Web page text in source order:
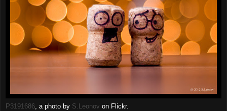
P3191686, a photo by S.Leonov on Flickr.